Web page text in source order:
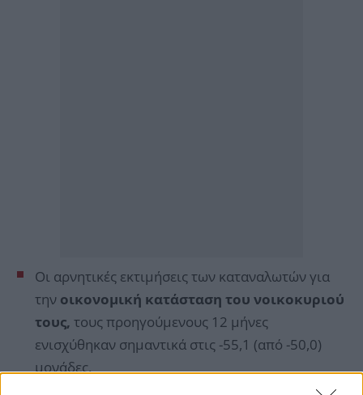
Οι αρνητικές εκτιμήσεις των καταναλωτών για
την οικονομική κατάσταση του νοικοκυριού
τους, τους προηγούμενους 12 μήνες
ενισχύθηκαν σημαντικά στις -55,1 (από -50,0)
μονάδες.